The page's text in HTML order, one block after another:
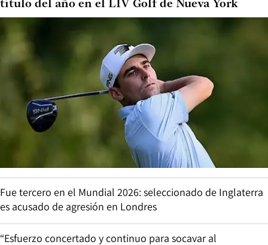
título del año en el LIV Golf de Nueva York
Fue tercero en el Mundial 2026: seleccionado de Inglaterra
es acusado de agresión en Londres
“Esfuerzo concertado y continuo para socavar al